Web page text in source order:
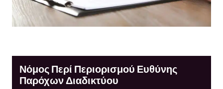
Νόμος Περί Περιορισμού Ευθύνης
Παρόχων Διαδικτύου